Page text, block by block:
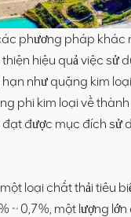
phương pháp khác
hiệu quả việc sử
như quặng kim
phi kim loại về
được mục đích sử
loại chất thải tiêu
~ 0,7%, một lượng